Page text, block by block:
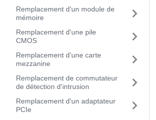
Remplacement d'un module de
mémoire
Remplacement d'une pile
CMOS
Remplacement d'une carte
mezzanine
Remplacement de commutateur
de détection d'intrusion
Remplacement d'un adaptateur
PCIe